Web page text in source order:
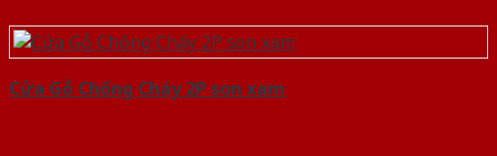
Cửa Gỗ Chống Cháy 2P son xam